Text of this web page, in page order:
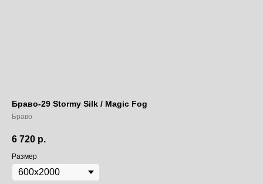
Браво-29 Stormy Silk / Magic Fog
Браво
6 720 р.
Размер